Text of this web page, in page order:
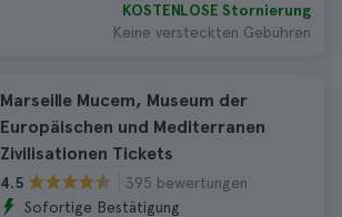
KOSTENLOSE Stornierung
Keine versteckten Gebühren
Marseille Mucem, Museum der
Europäischen und Mediterranen
Zivilisationen Tickets
4.5
395 bewertungen
Sofortige Bestätigung